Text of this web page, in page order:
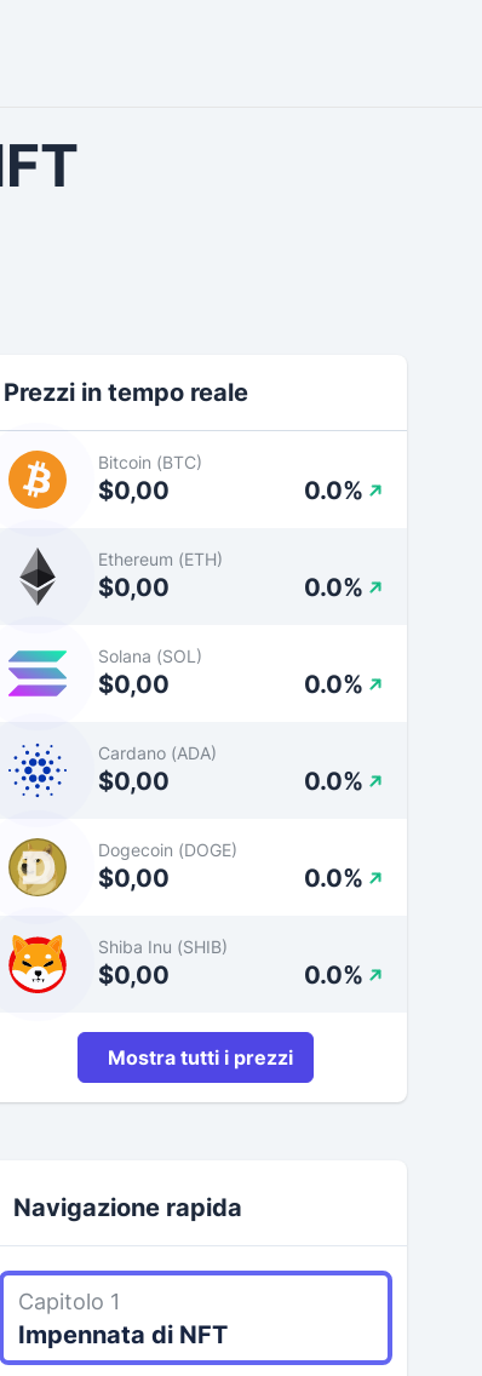
Prezzi in tempo reale
Bitcoin (BTC)
$0,00 0.0%
Ethereum (ETH)
$0,00 0.0%
Solana (SOL)
$0,00 0.0%
Cardano (ADA)
$0,00 0.0%
Dogecoin (DOGE)
$0,00 0.0%
Shiba Inu (SHIB)
$0,00 0.0%
Mostra tutti i prezzi
Navigazione rapida
Capitolo 1
Impennata di NFT